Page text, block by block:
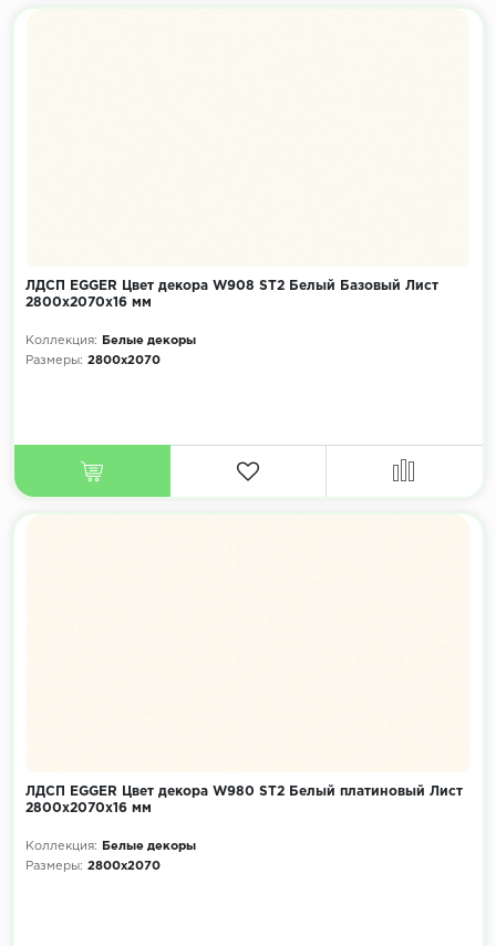
ЛДСП EGGER Цвет декора W908 ST2 Белый Базовый Лист
2800x2070х16 мм
Коллекция:
Белые декоры
Размеры: 2800x2070
ЛДСП EGGER Цвет декора W980 ST2 Белый платиновый Лист
2800x2070х16 мм
Коллекция:
Белые декоры
Размеры: 2800x2070